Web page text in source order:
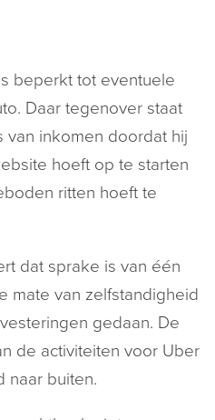
beperkt tot eventuele
Daar tegenover staat
van inkomen doordat hij
hoeft op te starten
ritten hoeft te
dat sprake is van één
mate van zelfstandigheid
gedaan. De
de activiteiten voor Uber
naar buiten.